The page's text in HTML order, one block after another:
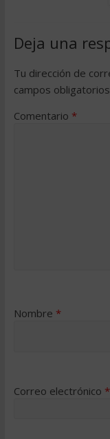
Deja una
Tu dirección de
campos
Comentario *
Nombre *
Correo electrónico *